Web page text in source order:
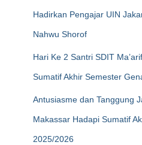
Hadirkan Pengajar UIN
Nahwu Shorof
Hari Ke 2 Santri SDIT
Sumatif Akhir Semester
Antusiasme dan Tanggung
Makassar Hadapi Sumatif
2025/2026